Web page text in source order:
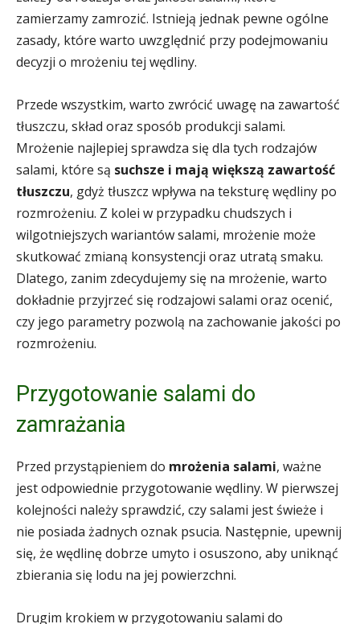
zamierzamy zamrozić. Istnieją jednak pewne ogólne
zasady, które warto uwzględnić przy podejmowaniu
decyzji o mrożeniu tej wędliny.
Przede wszystkim, warto zwrócić uwagę na zawartość
tłuszczu, skład oraz sposób produkcji salami.
Mrożenie najlepiej sprawdza się dla tych rodzajów
salami, które są suchsze i mają większą zawartość
tłuszczu, gdyż tłuszcz wpływa na teksturę wędliny po
rozmrożeniu. Z kolei w przypadku chudszych i
wilgotniejszych wariantów salami, mrożenie może
skutkować zmianą konsystencji oraz utratą smaku.
Dlatego, zanim zdecydujemy się na mrożenie, warto
dokładnie przyjrzeć się rodzajowi salami oraz ocenić,
czy jego parametry pozwolą na zachowanie jakości po
rozmrożeniu.
Przygotowanie salami do
zamrażania
Przed przystąpieniem do mrożenia salami, ważne
jest odpowiednie przygotowanie wędliny. W pierwszej
kolejności należy sprawdzić, czy salami jest świeże i
nie posiada żadnych oznak psucia. Następnie, upewnij
się, że wędlinę dobrze umyto i osuszono, aby uniknąć
zbierania się lodu na jej powierzchni.
Drugim krokiem w przygotowaniu salami do